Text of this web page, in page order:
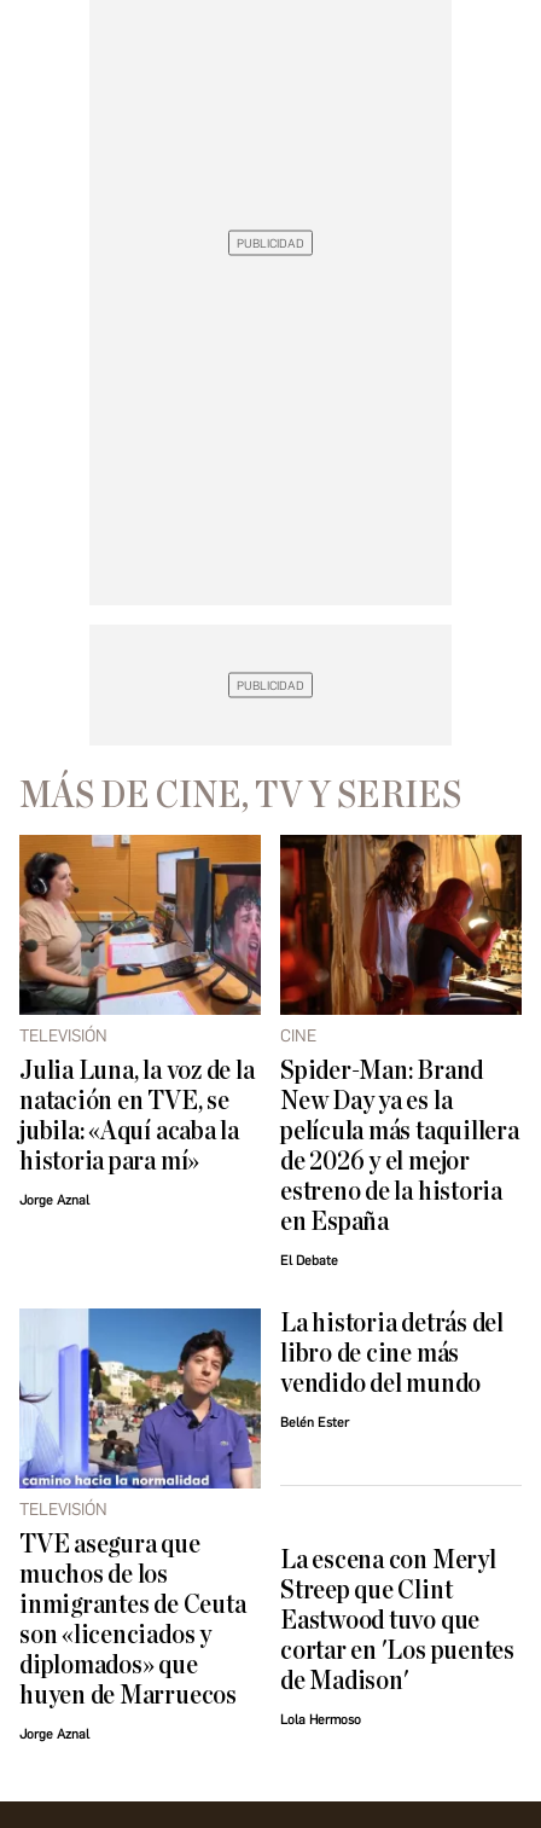
MÁS DE CINE, TV Y SERIES
TELEVISIÓN
Julia Luna, la voz de la
natación en TVE, se
jubila: «Aquí acaba la
historia para mí»
Jorge Aznal
CINE
Spider-Man: Brand
New Day ya es la
película más taquillera
de 2026 y el mejor
estreno de la historia
en España
El Debate
TELEVISIÓN
TVE asegura que
muchos de los
inmigrantes de Ceuta
son «licenciados y
diplomados» que
huyen de Marruecos
Jorge Aznal
La historia detrás del
libro de cine más
vendido del mundo
Belén Ester
La escena con Meryl
Streep que Clint
Eastwood tuvo que
cortar en 'Los puentes
de Madison'
Lola Hermoso